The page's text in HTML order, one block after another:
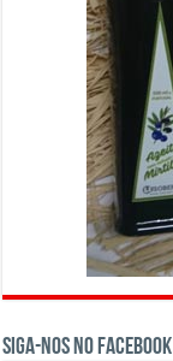
Siga-nos no Facebook